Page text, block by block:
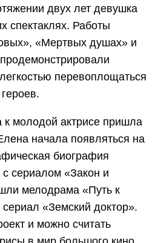
двух лет девушка
спектаклях. Работы
«Мертвых душах» и
перевоплощаться
молодой актрисе пришла
начала появляться на
биография
сериалом «Закон и
мелодрама «Путь к
«Земский доктор».
и можно считать